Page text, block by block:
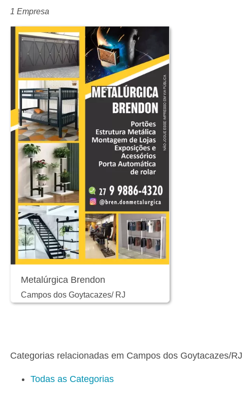
1 Empresa
Metalúrgica Brendon
Campos dos Goytacazes/ RJ
Categorias relacionadas em Campos dos Goytacazes/RJ
Todas as Categorias